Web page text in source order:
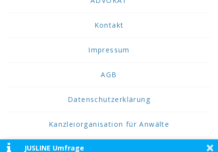
Kontakt
Impressum
AGB
Datenschutzerklärung
Kanzleiorganisation für Anwälte
×
JUSLINE Umfrage